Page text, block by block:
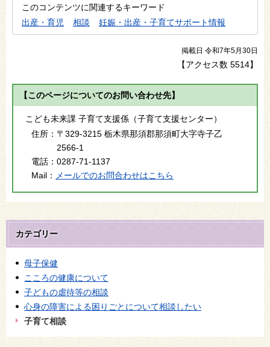
このコンテンツに関連するキーワード
出産・育児
相談 妊娠・出産・子育てサポート情報
掲載日 令和7年5月30日
【アクセス数 5514】
【このページについてのお問い合わせ先】
こども未来課 子育て支援係（子育て支援センター）
住所： 〒329-3215 栃木県那須郡那須町大字寺子乙
2566-1
電話： 0287-71-1137
Mail：
メールでのお問合わせはこちら
カテゴリー
母子保健
こころの健康について
子どもの虐待等の相談
心身の障害による困りごとについて相談したい
子育て相談